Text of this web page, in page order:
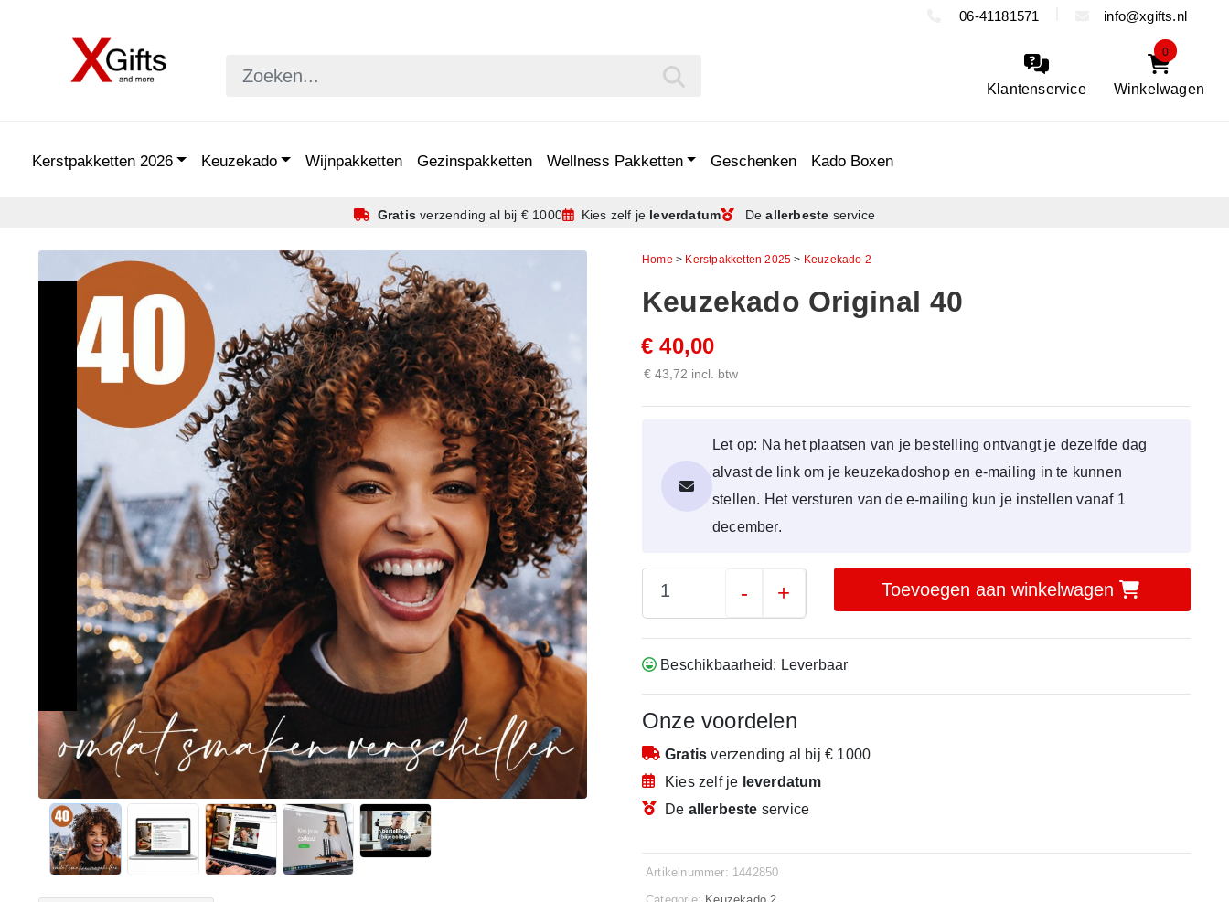
06-41181571 info@xgifts.nl
Klantenservice
0
Winkelwagen
Kerstpakketten 2026 Keuzekado Wijnpakketten Gezinspakketten Wellness Pakketten Geschenken Kado Boxen
Gratis verzendingal bij € 1000 Kies zelf je leverdatum Deallerbeste service
Home > Kerstpakketten 2025 > Keuzekado 2
Keuzekado Original 40
€ 40,00
€ 43,72 incl. btw
Let op: Na het plaatsen van je bestelling ontvangt je dezelfde dag
alvast de link om je keuzekadoshop en e-mailing in te kunnen
stellen. Het versturen van de e-mailing kun je instellen vanaf 1
december.
- + Toevoegen aan winkelwagen
Beschikbaarheid: Leverbaar
Onze voordelen
Gratis verzending al bij € 1000
Kies zelf je leverdatum
De allerbeste service
Artikelnummer: 1442850